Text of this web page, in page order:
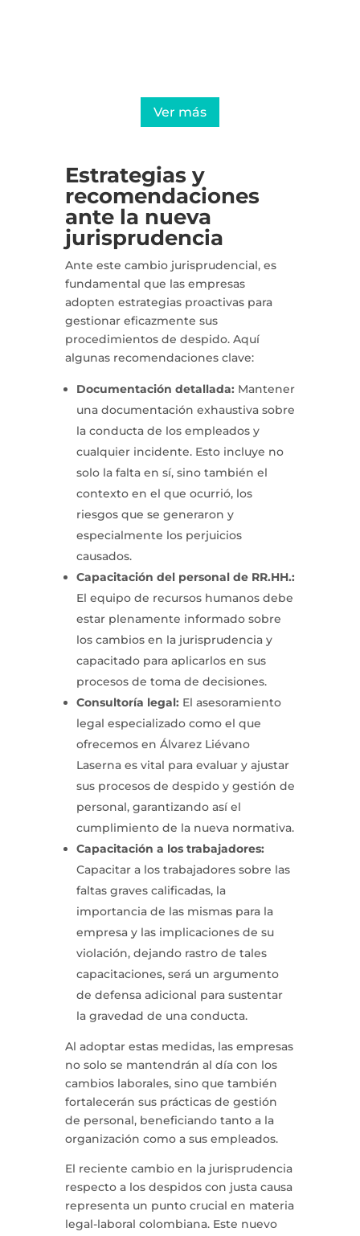
Ver más
Estrategias y
recomendaciones
ante la nueva
jurisprudencia
Ante este cambio jurisprudencial, es
fundamental que las empresas
adopten estrategias proactivas para
gestionar eficazmente sus
procedimientos de despido. Aquí
algunas recomendaciones clave:
Documentación detallada: Mantener
una documentación exhaustiva sobre
la conducta de los empleados y
cualquier incidente. Esto incluye no
solo la falta en sí, sino también el
contexto en el que ocurrió, los
riesgos que se generaron y
especialmente los perjuicios
causados.
Capacitación del personal de RR.HH.:
El equipo de recursos humanos debe
estar plenamente informado sobre
los cambios en la jurisprudencia y
capacitado para aplicarlos en sus
procesos de toma de decisiones.
Consultoría legal: El asesoramiento
legal especializado como el que
ofrecemos en Álvarez Liévano
Laserna es vital para evaluar y ajustar
sus procesos de despido y gestión de
personal, garantizando así el
cumplimiento de la nueva normativa.
Capacitación a los trabajadores:
Capacitar a los trabajadores sobre las
faltas graves calificadas, la
importancia de las mismas para la
empresa y las implicaciones de su
violación, dejando rastro de tales
capacitaciones, será un argumento
de defensa adicional para sustentar
la gravedad de una conducta.
Al adoptar estas medidas, las empresas
no solo se mantendrán al día con los
cambios laborales, sino que también
fortalecerán sus prácticas de gestión
de personal, beneficiando tanto a la
organización como a sus empleados.
El reciente cambio en la jurisprudencia
respecto a los despidos con justa causa
representa un punto crucial en materia
legal-laboral colombiana. Este nuevo